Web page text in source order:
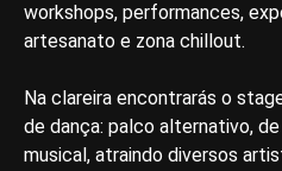
workshops, performances,
artesanato e zona chillout.
Na clareira encontrarás o
de dança: palco alternativo,
musical, atraindo diversos